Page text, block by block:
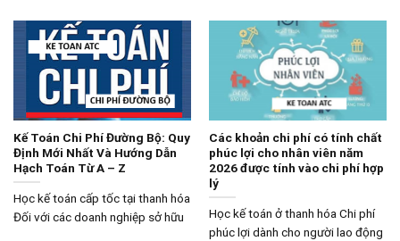
Kế Toán Chi Phí Đường Bộ: Quy
Định Mới Nhất Và Hướng Dẫn
Hạch Toán Từ A – Z
Học kế toán cấp tốc tại thanh hóa
Đối với các doanh nghiệp sở hữu
Các khoản chi phí có tính chất
phúc lợi cho nhân viên năm
2026 được tính vào chi phí hợp
lý
Học kế toán ở thanh hóa Chi phí
phúc lợi dành cho người lao động